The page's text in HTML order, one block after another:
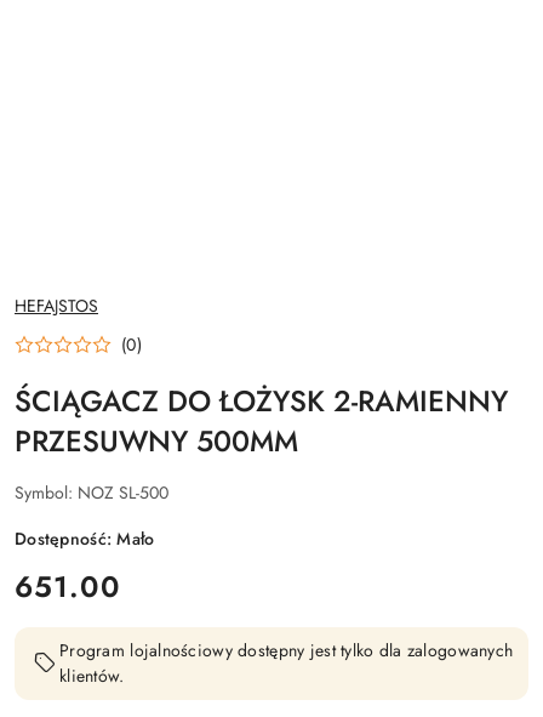
NAZWA
PRODUCENTA:
HEFAJSTOS
(0)
ŚCIĄGACZ DO ŁOŻYSK 2-RAMIENNY
PRZESUWNY 500MM
Symbol: NOZ SL-500
Dostępność:Mało
cena:
651.00
Program lojalnościowy dostępny jest tylko dla zalogowanych
klientów.